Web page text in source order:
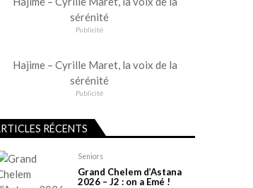
Publicité
Publicité
RÉCENTS
Seniors
Grand Chelem d’Astana
2026 – J2 : on a Emé !